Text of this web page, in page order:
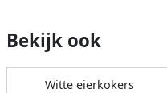
Bekijk ook
Witte eierkokers